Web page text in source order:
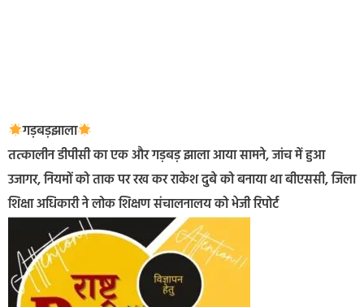
गड़बड़झाला
तत्कालीन डीपीसी का एक और गड़बड़ झाला आया सामने, जांच में हुआ
उजागर, नियमों को ताक पर रख कर राकेश दुबे को बनाया था बीएससी, जिला
शिक्षा अधिकारी ने लोक शिक्षण संचालनालय को भेजी रिपोर्ट